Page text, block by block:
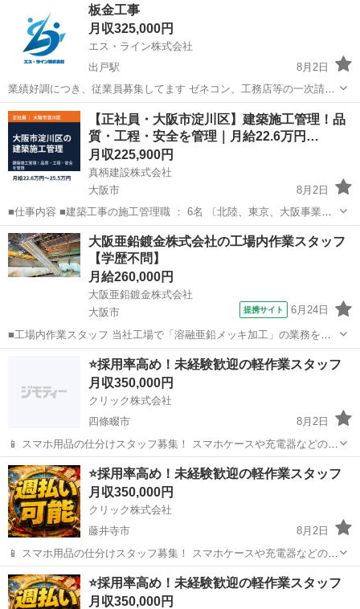
体的には≫ ■クライアントとの面談・打ち合わせ ■計画地の現地調
査・法規チェック...
板金工事
月収325,000円
エス・ライン株式会社
出戸駅
8月2日
業績好調につき、従業員募集してます ゼネコン、工務店等の一次請負
や大手メーカーや、大手施工店の二次請メイン、自社請負工事ばかり
です。 よくある人夫出しのような建設会社とは違います きっちり屋根
外壁 板金工事のプロに育てあげま...
大阪 大阪市 出戸駅 土木 近場
【正社員・大阪市淀川区】建築施工管理！品
質・工程・安全を管理｜月給22.6万円…
月収225,900円
真柄建設株式会社
大阪市
8月2日
■仕事内容 ■建築工事の施工管理職 ： 6名 〔北陸、東京、大阪事業部
のいずれかに配属予定〕 ・建設現場で建設物の品質､予算､工程､安全
などを管理する仕事です ■土木工事の施工管理職 ： 6名 〔北陸、東
京、大阪事...
大阪 大阪市 土木 事務職
大阪亜鉛鍍金株式会社の工場内作業スタッフ
【学歴不問】
月給260,000円
大阪亜鉛鍍金株式会社
大阪市
提携サイト 6月24日
■工場内作業スタッフ 当社工場で「溶融亜鉛メッキ加工」の業務をお
任せします。 チームで作業を行うので、先輩社員の万全サポートが受
けられますよ。 少しずつ仕事を覚えて、スキルアップを目指してくだ
さい。 ★具体的には… 作業...
その他
⭐採用率高め！未経験歓迎の軽作業スタッフ
月収350,000円
クリック株式会社
四條畷市
8月2日
📱 スマホ用品の仕分けスタッフ募集！ スマホケースや充電器などの仕
分け・検品を行うシンプルなお仕事です♪
━━━━━━━━━━━━━━━━ 📲 ご応募はこちら（24時間受付
中） https://lin.ee/...
大阪 四條畷市 その他 未経験
⭐採用率高め！未経験歓迎の軽作業スタッフ
月収350,000円
クリック株式会社
藤井寺市
8月2日
📱 スマホ用品の仕分けスタッフ募集！ スマホケースや充電器などの仕
分け・検品を行うシンプルなお仕事です♪
━━━━━━━━━━━━━━━━ 📲 ご応募はこちら（24時間受付
中） https://lin.ee/...
大阪 藤井寺市 その他 未経験
⭐採用率高め！未経験歓迎の軽作業スタッフ
月収350,000円